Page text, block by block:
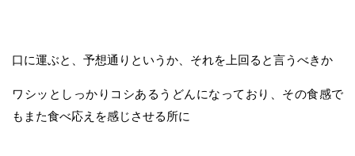
口に運ぶと、予想通りというか、それを上回ると言うべきか
ワシッとしっかりコシあるうどんになっており、その食感で
もまた食べ応えを感じさせる所に